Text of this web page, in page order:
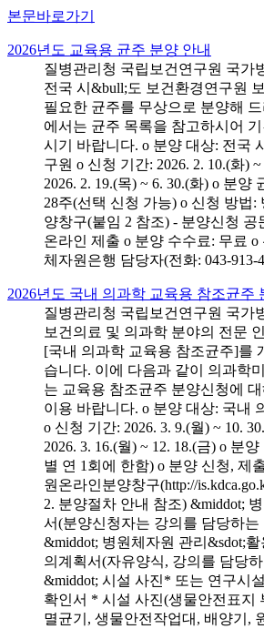
본문바로가기
2026년도 교육용 균주 분양 안내
질병관리청 국립보건연구원 국가
전국 시&bull;도 보건환경연구원
필요한 균주를 무상으로 분양해
에서는 균주 목록을 참고하시어
시기 바랍니다. o 분양 대상: 전국
구원 o 신청 기간: 2026. 2. 10.(화)
2026. 2. 19.(목) ~ 6. 30.(화) o 분양
28주(선택 신청 가능) o 신청 방법:
양창구(붙임 2 참조) - 분양신청 공
온라인 제출 o 분양 수수료: 무료 o
체자원은행 담당자(전화: 043-913-
2026년도 국내 의과학 교육용 참조균주
질병관리청 국립보건연구원 국가
보건의료 및 의과학 분야의 전문
[국내 의과학 교육용 참조균주]를
습니다. 이에 다음과 같이 의과학
는 교육용 참조균주 분양신청에
이용 바랍니다. o 분양 대상: 국내
o 신청 기간: 2026. 3. 9.(월) ~ 10.
2026. 3. 16.(월) ~ 12. 18.(금) o 분
별 연 1회에 한함) o 분양 신청, 제
원온라인분양창구(http://
2. 분양절차 안내 참조) &middot;
서(분양신청자는 강의를 담당하는
&middot; 병원체자원 관리&sdot;
의계획서(자유양식, 강의를 담당
&middot; 시설 사진* 또는 연구시
확인서 * 시설 사진(생물안전표지
멸균기, 생물안전작업대, 배양기,